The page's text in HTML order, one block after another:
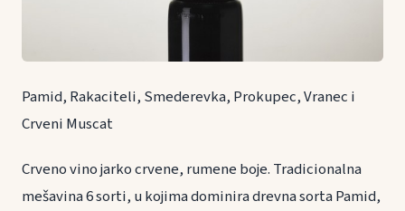
Pamid, Rakaciteli, Smederevka, Prokupec, Vranec i
Crveni Muscat
Crveno vino jarko crvene, rumene boje. Tradicionalna
mešavina 6 sorti, u kojima dominira drevna sorta Pamid,